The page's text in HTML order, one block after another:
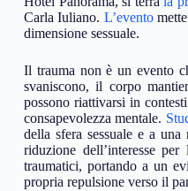
Carla Iuliano. L’evento
dimensione sessuale.
Il trauma non è un evento
svaniscono, il corpo
possono riattivarsi in
consapevolezza mentale.
della sfera sessuale e a
riduzione dell’interesse
traumatici, portando a un
propria repulsione verso il